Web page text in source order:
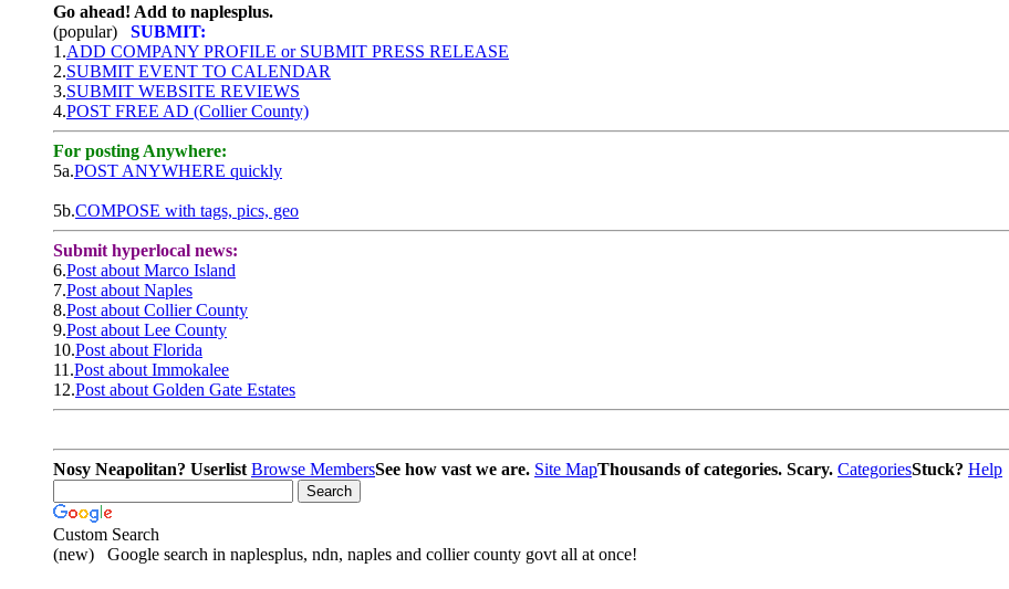
Go ahead! Add to naplesplus.
(popular)
SUBMIT:
1.ADD COMPANY PROFILE or SUBMIT PRESS RELEASE
2.SUBMIT EVENT TO CALENDAR
3.SUBMIT WEBSITE REVIEWS
4.POST FREE AD (Collier County)
For posting Anywhere:
5a.POST ANYWHERE quickly
5b.COMPOSE with tags, pics, geo
Submit hyperlocal news:
6.Post about Marco Island
7.Post about Naples
8.Post about Collier County
9.Post about Lee County
10.Post about Florida
11.Post about Immokalee
12.Post about Golden Gate Estates
Nosy Neapolitan? Userlist Browse MembersSee how vast we are. Site MapThousands of categories. Scary. CategoriesStuck? Help
Custom Search
(new)
Google search in naplesplus, ndn, naples and collier county govt all at once!